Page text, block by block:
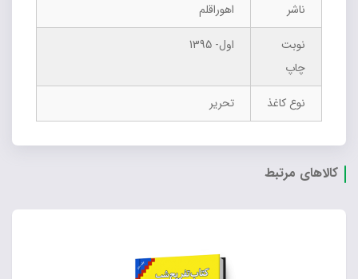
ناشر
اهوراقلم
نوبت
چاپ
اول- 1395
نوع کاغذ تحریر
کالاهای مرتبط